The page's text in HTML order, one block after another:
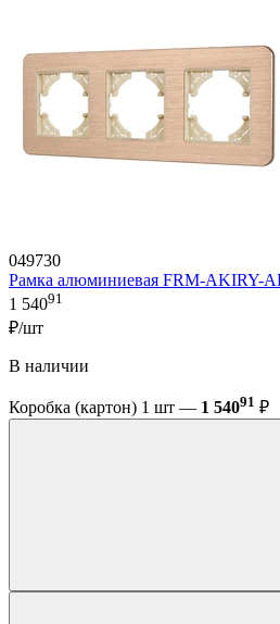
049730
Рамка алюминиевая FRM-AKIRY-
1 54091
₽/шт
В наличии
Коробка (картон) 1 шт — 1 54091 ₽